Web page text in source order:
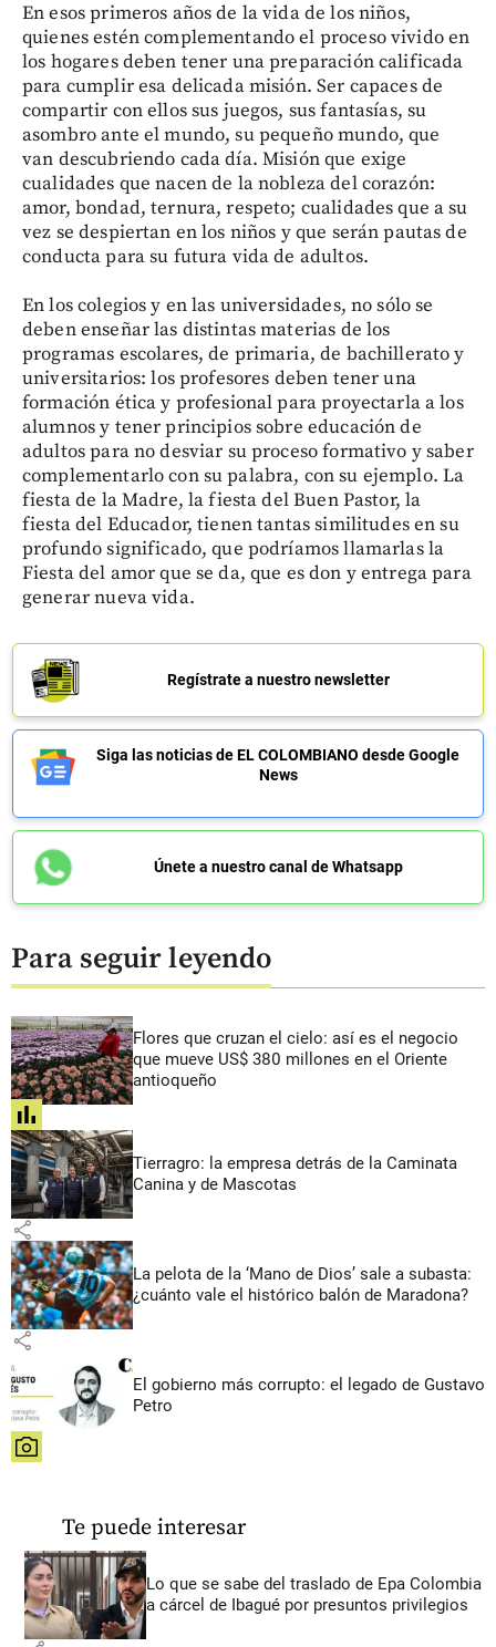
En esos primeros años de la vida de los niños,
quienes estén complementando el proceso vivido en
los hogares deben tener una preparación calificada
para cumplir esa delicada misión. Ser capaces de
compartir con ellos sus juegos, sus fantasías, su
asombro ante el mundo, su pequeño mundo, que
van descubriendo cada día. Misión que exige
cualidades que nacen de la nobleza del corazón:
amor, bondad, ternura, respeto; cualidades que a su
vez se despiertan en los niños y que serán pautas de
conducta para su futura vida de adultos.
En los colegios y en las universidades, no sólo se
deben enseñar las distintas materias de los
programas escolares, de primaria, de bachillerato y
universitarios: los profesores deben tener una
formación ética y profesional para proyectarla a los
alumnos y tener principios sobre educación de
adultos para no desviar su proceso formativo y saber
complementarlo con su palabra, con su ejemplo. La
fiesta de la Madre, la fiesta del Buen Pastor, la
fiesta del Educador, tienen tantas similitudes en su
profundo significado, que podríamos llamarlas la
Fiesta del amor que se da, que es don y entrega para
generar nueva vida.
Regístrate a nuestro newsletter
Siga las noticias de EL COLOMBIANO desde Google
News
Únete a nuestro canal de Whatsapp
Para seguir leyendo
Flores que cruzan el cielo: así es el negocio
que mueve US$ 380 millones en el Oriente
antioqueño
share
Tierragro: la empresa detrás de la Caminata
Canina y de Mascotas
share
La pelota de la ‘Mano de Dios’ sale a subasta:
¿cuánto vale el histórico balón de Maradona?
share
El gobierno más corrupto: el legado de Gustavo
Petro
share
Te puede interesar
Lo que se sabe del traslado de Epa Colombia
a cárcel de Ibagué por presuntos privilegios